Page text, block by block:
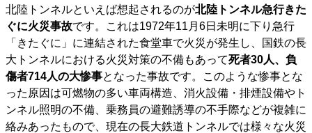
北陸トンネルといえば想起されるのが北陸トンネル急行きた
ぐに火災事故です。これは1972年11月6日未明に下り急行
「きたぐに」に連結された食堂車で火災が発生し、国鉄の長
大トンネルにおける火災対策の不備もあって死者30人、負
傷者714人の大惨事となった事故です。このような惨事とな
った原因は可燃物の多い車両構造、消火設備・排煙設備やト
ンネル照明の不備、乗務員の避難誘導の不手際などが複雑に
絡みあったもので、現在の長大鉄道トンネルでは様々な火災